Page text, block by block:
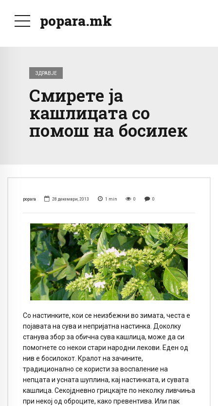
popara.mk
ЗДРАВЈЕ
Смирете ја
кашлицата со
помош на босилек
popara 28 декември, 2013 1 min 0 0
Со настинките, кои се неизбежни во зимата, честа е
појавата на сува и непријатна настинка. Доколку
станува збор за обична сува кашлица, може да си
помогнете со некои стари народни лекови. Еден од
нив е босилокот. Кралот на зачините,
традиционално се користи за воспаление на
непцата и усната шуплина, кај настинката, и сувата
кашлица. Секојдневно грицкајте по неколку ливчиња
при некој од оброците, како превентива. Или пак